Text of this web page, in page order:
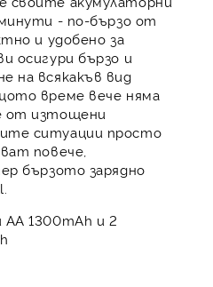
- по-бързо от
и удобено за
осигури бързо и
на всякакъв вид
време вече няма
от изтощени
ситуации просто
повече,
бързото зарядно
1300mAh и 2